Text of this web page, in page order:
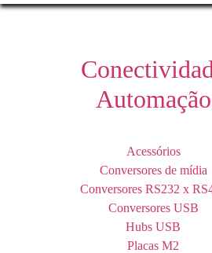
Automação
Acessórios
Conversores de mídia
Conversores RS232 x
Conversores USB
Hubs USB
Placas M2